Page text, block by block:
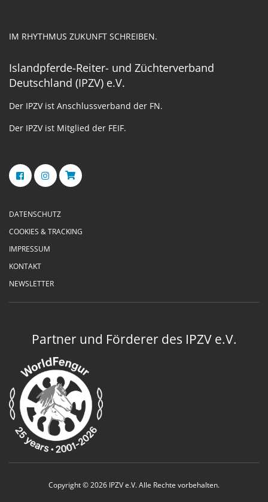
IM RHYTHMUS ZUKUNFT SCHREIBEN.
Islandpferde-Reiter- und Züchterverband
Deutschland (IPZV) e.V.
Der IPZV ist Anschlussverband der FN.
Der IPZV ist Mitglied der FEIF.
DATENSCHUTZ
COOKIES & TRACKING
IMPRESSUM
KONTAKT
NEWSLETTER
Partner und Förderer des IPZV e.V.
Copyright © 2026 IPZV e.V. Alle Rechte vorbehalten.